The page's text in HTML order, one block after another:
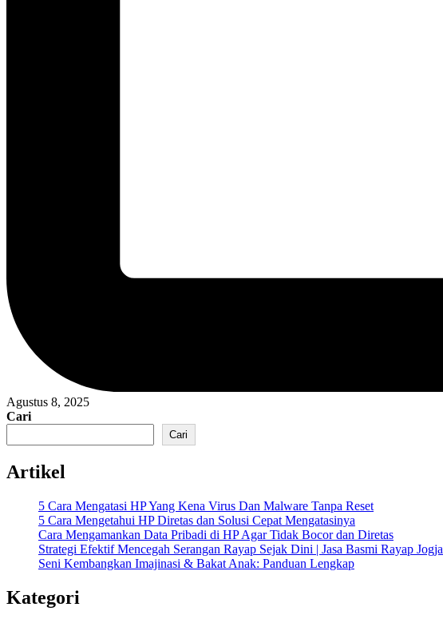
Agustus 8, 2025
Cari
Cari
Artikel
5 Cara Mengatasi HP Yang Kena Virus Dan Malware Tanpa Reset
5 Cara Mengetahui HP Diretas dan Solusi Cepat Mengatasinya
Cara Mengamankan Data Pribadi di HP Agar Tidak Bocor dan Diretas
Strategi Efektif Mencegah Serangan Rayap Sejak Dini | Jasa Basmi Rayap Jogja
Seni Kembangkan Imajinasi & Bakat Anak: Panduan Lengkap
Kategori